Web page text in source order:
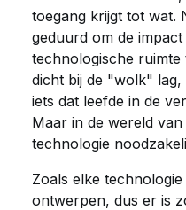
toegang krijgt tot wat.
geduurd om de
technologische
dicht bij de "wolk" lag,
iets dat leefde in de
Maar in de wereld van
technologie
Zoals elke
ontwerpen, dus er is